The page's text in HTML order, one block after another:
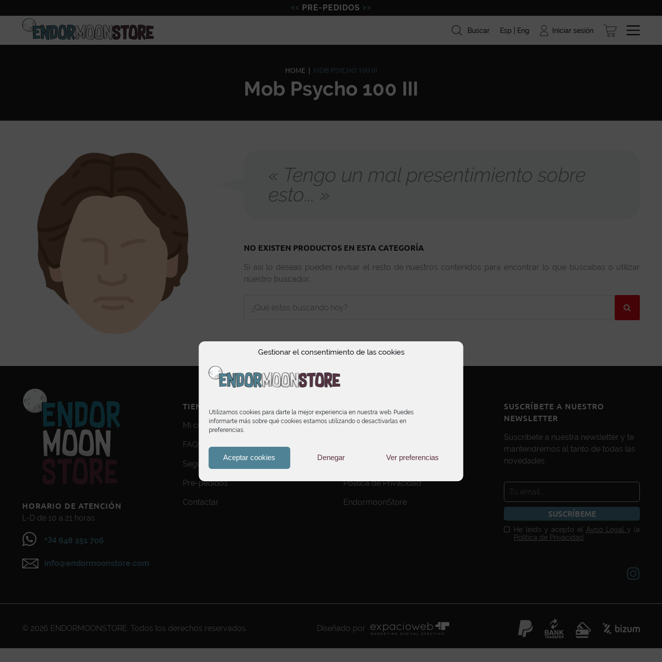
Gestionar el consentimiento de las cookies
Utilizamos cookies para darte la mejor experiencia en nuestra web. Puedes
informarte más sobre qué cookies estamos utilizando o desactivarlas en
preferencias.
Aceptar cookies Denegar Ver preferencias
PRE-PEDIDOS
Inicio Pre-pedidos Figuras Miniaturas Modelismo Marcas Blog
Buscar Esp Eng Iniciar sesión
HOME MOB PSYCHO 100 III
Mob Psycho 100 III
« Tengo un mal presentimiento sobre
esto... »
NO EXISTEN PRODUCTOS EN ESTA CATEGORÍA
Si así lo deseas puedes revisar el resto de nuestros contenidos para encontrar lo que buscabas o utilizar
nuestro buscador.
HORARIO DE ATENCIÓN
L-D de 10 a 21 horas
+34 648 251 706
info@endormoonstore.com
TIENDA
Mi cuenta
FAQs
Seguimiento de Pedidos
Pre-pedidos
Contactar
Condiciones de Compra
Política de Cookies
Política de Privacidad
EndormoonStore
SUSCRÍBETE A NUESTRO
NEWSLETTER
Suscríbete a nuestra newsletter y te
mantendremos al tanto de todas las
novedades
SUSCRÍBEME
He leído y acepto el Aviso Legal y la
Política de Privacidad
© 2026 ENDORMOONSTORE. Todos los derechos reservados. Diseñado por